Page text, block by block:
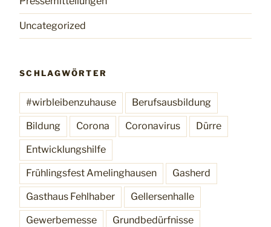
Uncategorized
SCHLAGWÖRTER
#wirbleibenzuhause Berufsausbildung
Bildung Corona Coronavirus Dürre
Entwicklungshilfe
Frühlingsfest Amelinghausen Gasherd
Gasthaus Fehlhaber Gellersenhalle
Gewerbemesse Grundbedürfnisse